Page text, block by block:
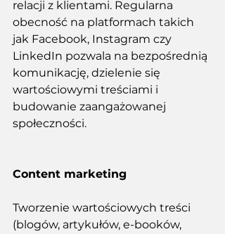
relacji z klientami. Regularna
obecność na platformach takich
jak Facebook, Instagram czy
LinkedIn pozwala na bezpośrednią
komunikację, dzielenie się
wartościowymi treściami i
budowanie zaangażowanej
społeczności.
Content marketing
Tworzenie wartościowych treści
(blogów, artykułów, e-booków,